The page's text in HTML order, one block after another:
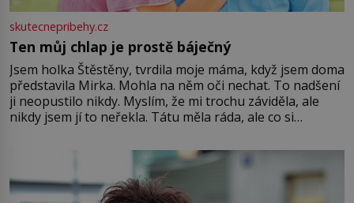
skutecnepribehy.cz
Ten můj chlap je prostě báječný
Jsem holka Štěstěny, tvrdila moje máma, když jsem doma
představila Mirka. Mohla na něm oči nechat. To nadšení
ji neopustilo nikdy. Myslím, že mi trochu záviděla, ale
nikdy jsem jí to neřekla. Tátu měla ráda, ale co si
Jsme spolu moc rádi Tehdy byla jiná doba, když